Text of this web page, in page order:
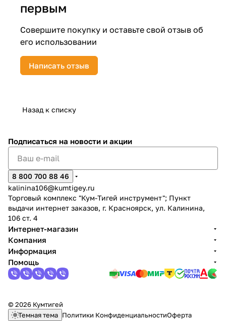
первым
Совершите покупку и оставьте свой отзыв об
его использовании
Написать отзыв
Назад к списку
Подписаться на новости и акции
8 800 700 88 46
kalinina106@kumtigey.ru
Торговый комплекс "Кум-Тигей инструмент"; Пункт
выдачи интернет заказов, г. Красноярск, ул. Калинина,
106 ст. 4
Интернет-магазин
Компания
Информация
Помощь
© 2026 Кумтигей
Темная тема Политики КонфиденциальностиОферта
раз в 2 недели